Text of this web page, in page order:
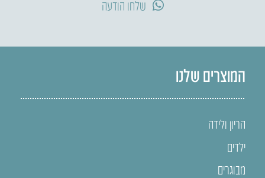
שלחו הודעה
המוצרים שלנו
הריון ולידה
ילדים
מבוגרים